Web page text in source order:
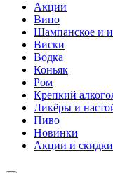
Акции
Вино
Шампанское и
Виски
Водка
Коньяк
Ром
Крепкий
Ликёры и
Пиво
Новинки
Акции и скидки